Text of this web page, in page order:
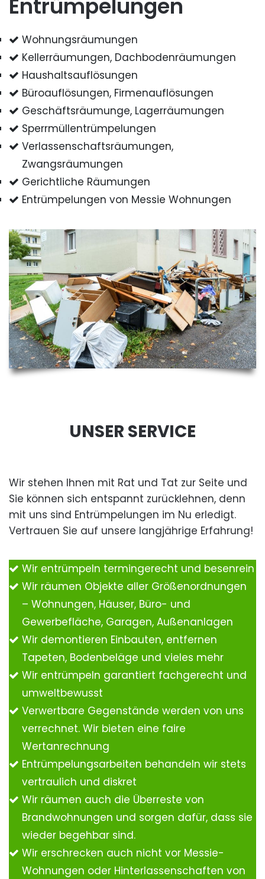
Entrümpelungen
Wohnungsräumungen
Kellerräumungen, Dachbodenräumungen
Haushaltsauflösungen
Büroauflösungen, Firmenauflösungen
Geschäftsräumunge, Lagerräumungen
Sperrmüllentrümpelungen
Verlassenschaftsräumungen,
Zwangsräumungen
Gerichtliche Räumungen
Entrümpelungen von Messie Wohnungen
UNSER SERVICE
Wir stehen Ihnen mit Rat und Tat zur Seite und
Sie können sich entspannt zurücklehnen, denn
mit uns sind Entrümpelungen im Nu erledigt.
Vertrauen Sie auf unsere langjährige Erfahrung!
Wir entrümpeln termingerecht und besenrein
Wir räumen Objekte aller Größenordnungen
– Wohnungen, Häuser, Büro- und
Gewerbefläche, Garagen, Außenanlagen
Wir demontieren Einbauten, entfernen
Tapeten, Bodenbeläge und vieles mehr
Wir entrümpeln garantiert fachgerecht und
umweltbewusst
Verwertbare Gegenstände werden von uns
verrechnet. Wir bieten eine faire
Wertanrechnung
Entrümpelungsarbeiten behandeln wir stets
vertraulich und diskret
Wir räumen auch die Überreste von
Brandwohnungen und sorgen dafür, dass sie
wieder begehbar sind.
Wir erschrecken auch nicht vor Messie-
Wohnungen oder Hinterlassenschaften von